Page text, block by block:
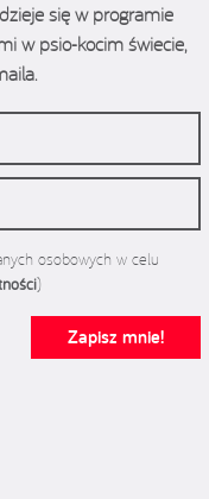
się w programie
w psio-kocim świecie,
osobowych w celu
)
Zapisz mnie!